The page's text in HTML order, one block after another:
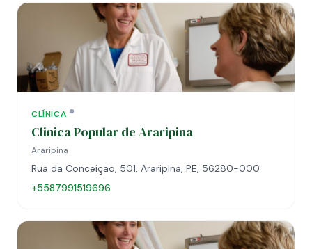
CLÍNICA
Clinica Popular de Araripina
Araripina
Rua da Conceição, 501, Araripina, PE, 56280-000
+5587991519696